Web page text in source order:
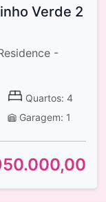
Verde 2
-
Quartos: 4
Garagem: 1